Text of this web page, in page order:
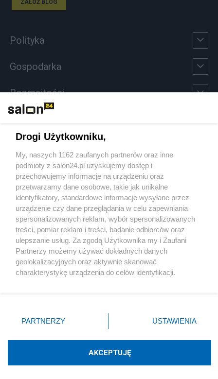
ZAŁÓŻ BLOG
Polityka
Gospodarka
Rozmaitości
Sport
Społeczeństwo
Kultura
X Facebook Instagram Youtube
Technologię dostarcza:W3media.pl
Drogi Użytkowniku,
My, naszych 1162 zaufanych partnerów oraz inne
podmioty z salon24.pl uzyskujemy dostęp i
przechowujemy informacje na urządzeniu oraz
przetwarzamy dane osobowe, takie jak unikalne
identyfikatory, standardowe informacje wysyłane przez
urządzenie czy dane przeglądania w celu zapewniania
spersonalizowanych reklam, wybór spersonalizowanych
treści, pomiar reklam i treści, badanie odbiorców oraz
ulepszanie usług. Za zgodą Użytkownika my i Zaufani
Partnerzy możemy używać dokładnych danych
geolokalizacyjnych oraz aktywnie skanować
charakterystykę urządzenia do celów identyfikacji.
zmienić/wycofać klikając przycisk ustawień prywatności
znajdujący się w lewym dolnym rogu strony
rodzaje przetwarzania danych nie wymagają zgody
użytkownika, ale masz prawo sprzeciwić się takiemu
PARTNERZY USTAWIENIA
AKCEPTUJĘ